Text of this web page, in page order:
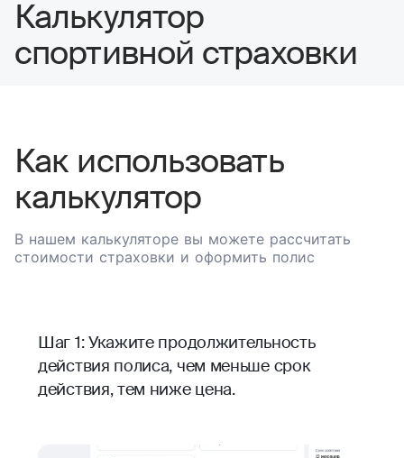
Калькулятор
спортивной страховки
Как использовать
калькулятор
В нашем калькуляторе вы можете рассчитать
стоимости страховки и оформить полис
Шаг 1: Укажите продолжительность
действия полиса, чем меньше срок
действия, тем ниже цена.